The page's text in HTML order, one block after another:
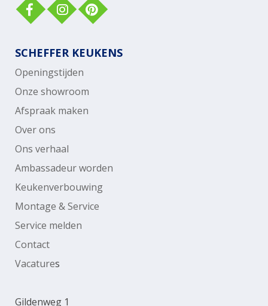
SCHEFFER KEUKENS
Openingstijden
Onze showroom
Afspraak maken
Over ons
Ons verhaal
Ambassadeur worden
Keukenverbouwing
Montage & Service
Service melden
Contact
Vacatures
Gildenweg 1